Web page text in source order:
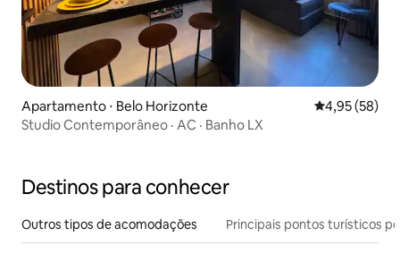
Apartamento ⋅ Belo Horizonte 4,95 de uma
4,95 (58)
Studio Contemporâneo · AC · Banho LX
Destinos para conhecer
Outros tipos de acomodações Principais pontos turísticos